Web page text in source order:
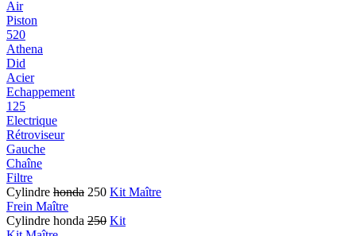
Air
Piston
520
Athena
Did
Acier
Echappement
125
Electrique
Rétroviseur
Gauche
Chaîne
Filtre
Cylindre honda 250 Kit Maître
Frein Maître
Cylindre honda 250 Kit